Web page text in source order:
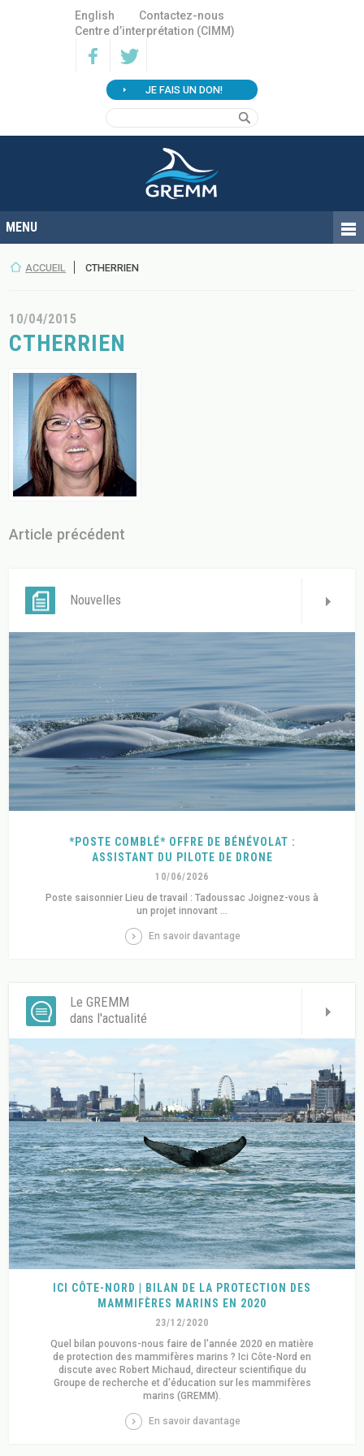
English
Contactez-nous
Centre d’interprétation (CIMM)
JE FAIS UN DON!
ACCUEIL CTHERRIEN
10/04/2015
CTHERRIEN
Article précédent
Nouvelles
*POSTE COMBLÉ* OFFRE DE BÉNÉVOLAT :
ASSISTANT DU PILOTE DE DRONE
10/06/2026
Poste saisonnier Lieu de travail : Tadoussac Joignez-vous à
un projet innovant ...
En savoir davantage
Le GREMM
dans l'actualité
ICI CÔTE-NORD | BILAN DE LA PROTECTION DES
MAMMIFÈRES MARINS EN 2020
23/12/2020
Quel bilan pouvons-nous faire de l'année 2020 en matière
de protection des mammifères marins ? Ici Côte-Nord en
discute avec Robert Michaud, directeur scientifique du
Groupe de recherche et d'éducation sur les mammifères
marins (GREMM).
En savoir davantage